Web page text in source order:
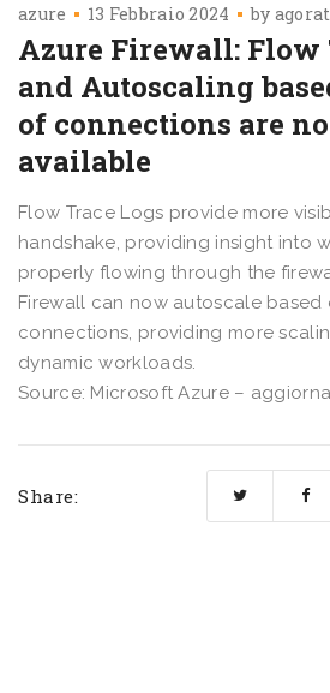
azure 13 Febbraio 2024 by
Azure Firewall: Flow
and Autoscaling
of connections are
available
Flow Trace Logs provide more
handshake, providing insight into
properly flowing through the
Firewall can now autoscale based
connections, providing more
dynamic workloads.
Source: Microsoft Azure –
Share: